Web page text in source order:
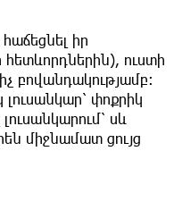
իր
ուստի
բովանդակությամբ։
փոքրիկ
սև
միջնամատ ցույց